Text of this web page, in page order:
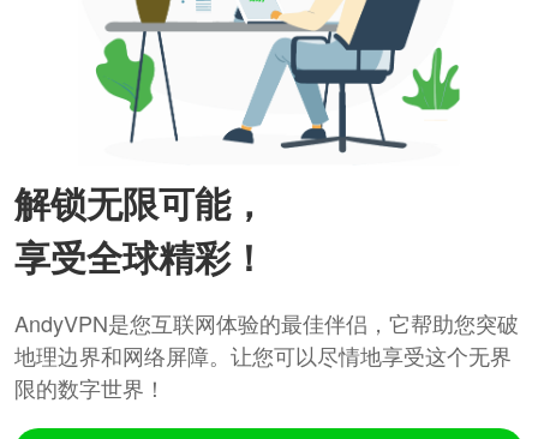
解锁无限可能，
享受全球精彩！
AndyVPN是您互联网体验的最佳伴侣，它帮助您突破
地理边界和网络屏障。让您可以尽情地享受这个无界
限的数字世界！